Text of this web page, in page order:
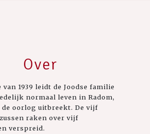
Over
van 1939 leidt de Joodse familie
normaal leven in Radom,
de oorlog uitbreekt. De vijf
raken over vijf
verspreid.